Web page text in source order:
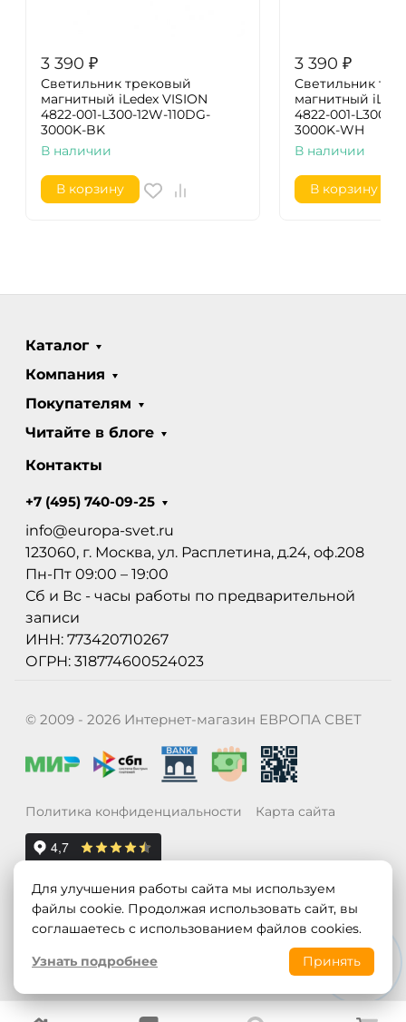
3 390 ₽
Светильник трековый
магнитный iLedex VISION
4822-001-L300-12W-110DG-
3000K-BK
В наличии
В корзину
3 390 ₽
Светильник
магнитный
4822-001-L300-
3000K-WH
В наличии
В корзину
Каталог
Компания
Покупателям
Читайте в блоге
Контакты
+7 (495) 740-09-25
info@europa-svet.ru
123060, г. Москва, ул. Расплетина, д.24, оф.208
Пн-Пт 09:00 – 19:00
Сб и Вс - часы работы по предварительной
записи
ИНН: 773420710267
ОГРН: 318774600524023
© 2009 - 2026 Интернет-магазин ЕВРОПА СВЕТ
Политика конфиденциальности Карта сайта
Для улучшения работы сайта мы используем
файлы cookie. Продолжая использовать сайт, вы
соглашаетесь с использованием файлов cookies.
Узнать подробнее
Принять